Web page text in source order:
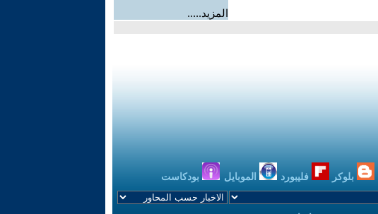
المزيد.....
بلوكر فليبورد الموبايل بودكاست